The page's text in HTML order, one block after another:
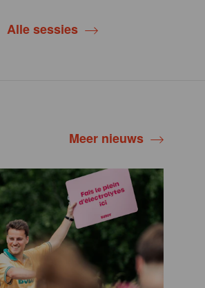
Alle sessies
Meer nieuws